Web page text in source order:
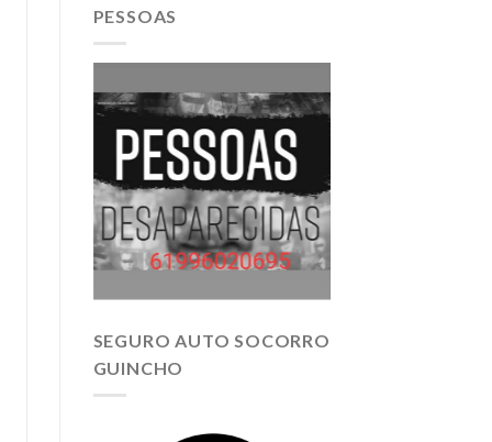
PESSOAS
SEGURO AUTO SOCORRO
GUINCHO